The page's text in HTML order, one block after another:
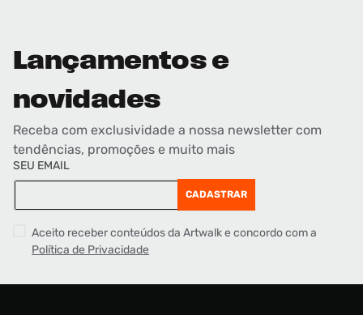
Lançamentos e
novidades
Receba com exclusividade a nossa newsletter com
tendências, promoções e muito mais
SEU EMAIL
CADASTRAR
Aceito receber conteúdos da Artwalk e concordo com a
Política de Privacidade